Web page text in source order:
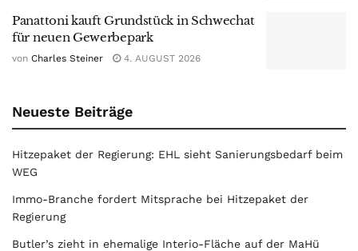
Panattoni kauft Grundstück in Schwechat
für neuen Gewerbepark
von Charles Steiner 4. AUGUST 2026
Neueste Beiträge
Hitzepaket der Regierung: EHL sieht Sanierungsbedarf beim
WEG
Immo-Branche fordert Mitsprache bei Hitzepaket der
Regierung
Butler’s zieht in ehemalige Interio-Fläche auf der MaHü